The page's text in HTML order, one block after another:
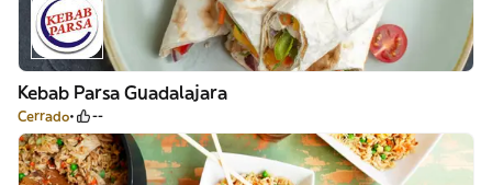
Kebab Parsa Guadalajara
Cerrado --